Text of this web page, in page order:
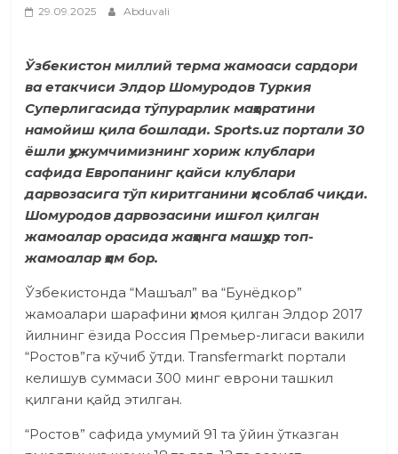
29.09.2025 Abduvali
Ўзбекистон миллий терма жамоаси сардори
ва етакчиси Элдор Шомуродов Туркия
Суперлигасида тўпурарлик маҳоратини
намойиш қила бошлади. Sports.uz портали 30
ёшли ҳужумчимизнинг хориж клублари
сафида Европанинг қайси клублари
дарвозасига тўп киритганини ҳисоблаб чиқди.
Шомуродов дарвозасини ишғол қилган
жамоалар орасида жаҳонга машҳур топ-
жамоалар ҳам бор.
Ўзбекистонда “Машъал” ва “Бунёдкор”
жамоалари шарафини ҳимоя қилган Элдор 2017
йилнинг ёзида Россия Премьер-лигаси вакили
“Ростов”га кўчиб ўтди. Transfermarkt портали
келишув суммаси 300 минг еврони ташкил
қилгани қайд этилган.
“Ростов” сафида умумий 91 та ўйин ўтказган